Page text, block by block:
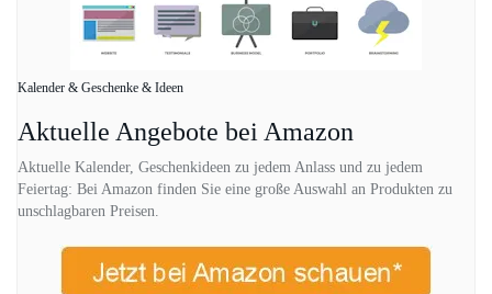
Kalender & Geschenke & Ideen
Aktuelle Angebote bei Amazon
Aktuelle Kalender, Geschenkideen zu jedem Anlass und zu jedem
Feiertag: Bei Amazon finden Sie eine große Auswahl an Produkten zu
unschlagbaren Preisen.